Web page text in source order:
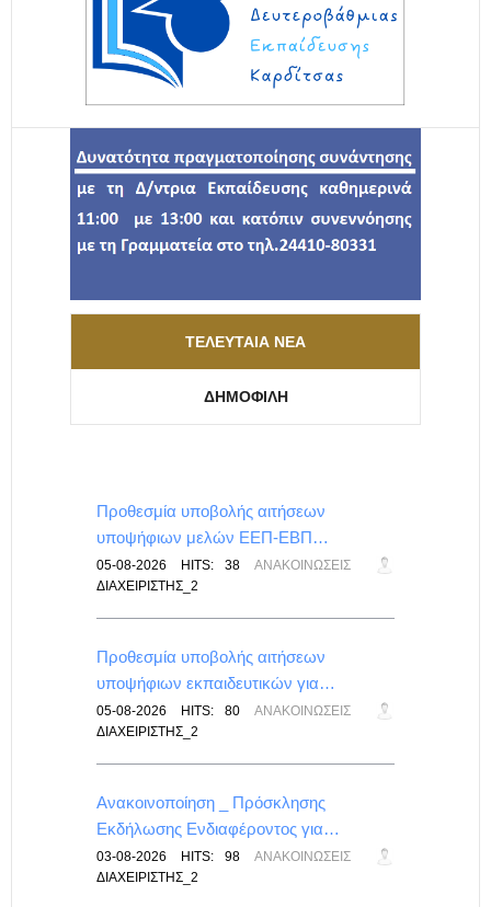
ΤΕΛΕΥΤΑΊΑ ΝΈΑ
ΔΗΜΟΦΙΛΉ
Προθεσμία υποβολής αιτήσεων
υποψήφιων μελών ΕΕΠ-ΕΒΠ…
05-08-2026 HITS: 38
ΑΝΑΚΟΙΝΏΣΕΙΣ
ΔΙΑΧΕΙΡΙΣΤΉΣ_2
Προθεσμία υποβολής αιτήσεων
υποψήφιων εκπαιδευτικών για…
05-08-2026 HITS: 80
ΑΝΑΚΟΙΝΏΣΕΙΣ
ΔΙΑΧΕΙΡΙΣΤΉΣ_2
Ανακοινοποίηση _ Πρόσκλησης
Εκδήλωσης Ενδιαφέροντος για…
03-08-2026 HITS: 98
ΑΝΑΚΟΙΝΏΣΕΙΣ
ΔΙΑΧΕΙΡΙΣΤΉΣ_2